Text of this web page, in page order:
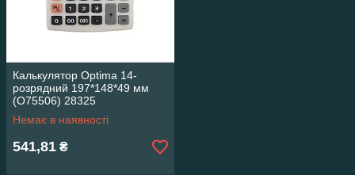
Калькулятор Optima 14-
розрядний 197*148*49 мм
(O75506) 28325
Немає в наявності
541,81 ₴